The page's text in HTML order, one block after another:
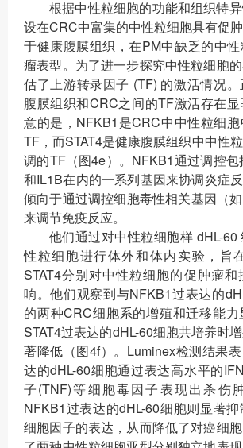
根据中性粒细胞的功能和组织特
设在CRC中富集的中性粒细胞具有促
于健康腹膜组织，在PM中缺乏的中
瘤表型。为了进一步探究中性粒细胞
估了上游转录因子 (TF) 的激活情况
腹膜组织和CRC之间的TF激活存在
意的是，NFKB1是CRC中中性粒细
TF，而STAT4是健康腹膜组织中中性
调的TF（图4e）。NFKB1通过调控
和IL1B在内的一系列基因来协调炎症
倾向于通过调控细胞毒性相关基因（如
来调节免疫反应。
他们通过对中性粒细胞样 dHL-60
性粒细胞进行体外和体内实验，旨
STAT4分别对中性粒细胞的促肿瘤
响。他们观察到与NFKB1过表达的
的两种CRC细胞系的增殖和迁移能
STAT4过表达的dHL-60细胞共培养时
著降低（图4f）。Luminex检测结果
达的dHL-60细胞通过表达高水平的
子(TNF)等细胞毒因子表现出杀伤
NFKB1过表达的dHL-60细胞则显著
细胞因子的表达，从而降低了对癌细